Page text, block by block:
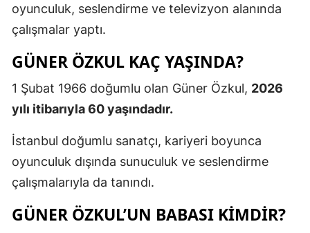
oyunculuk, seslendirme ve televizyon alanında
çalışmalar yaptı.
GÜNER ÖZKUL KAÇ YAŞINDA?
1 Şubat 1966 doğumlu olan Güner Özkul, 2026
yılı itibarıyla 60 yaşındadır.
İstanbul doğumlu sanatçı, kariyeri boyunca
oyunculuk dışında sunuculuk ve seslendirme
çalışmalarıyla da tanındı.
GÜNER ÖZKUL’UN BABASI KIMDIR?